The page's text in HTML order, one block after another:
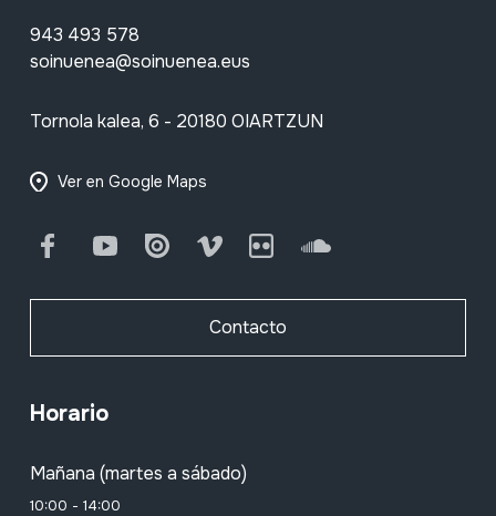
943 493 578
soinuenea@soinuenea.eus
Tornola kalea, 6 - 20180 OIARTZUN
Ver en Google Maps
FacebookYoutube Issuu Vimeo Flickr SoundCloud
Contacto
Horario
Mañana (martes a sábado)
10:00 - 14:00